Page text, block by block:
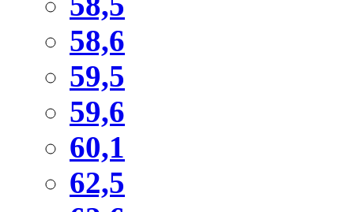
58,6
59,5
59,6
60,1
62,5